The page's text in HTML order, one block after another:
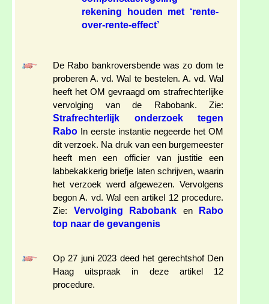
rekening houden met ‘rente-
over-rente-effect’
De Rabo bankroversbende was zo dom te
proberen A. vd. Wal te bestelen. A. vd. Wal
heeft het OM gevraagd om strafrechterlijke
vervolging van de Rabobank. Zie:
Strafrechterlijk onderzoek tegen
Rabo In eerste instantie negeerde het OM
dit verzoek. Na druk van een burgemeester
heeft men een officier van justitie een
labbekakkerig briefje laten schrijven, waarin
het verzoek werd afgewezen. Vervolgens
begon A. vd. Wal een artikel 12 procedure.
Zie: Vervolging Rabobank en
Rabo
top naar de gevangenis
Op 27 juni 2023 deed het gerechtshof Den
Haag uitspraak in deze artikel 12
procedure.